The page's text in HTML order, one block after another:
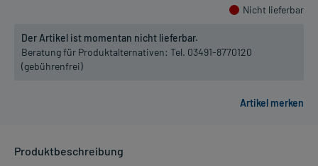
Nicht lieferbar
Der Artikel ist momentan nicht lieferbar.
Beratung für Produktalternativen: Tel. 03491-8770120
(gebührenfrei)
Produktbeschreibung